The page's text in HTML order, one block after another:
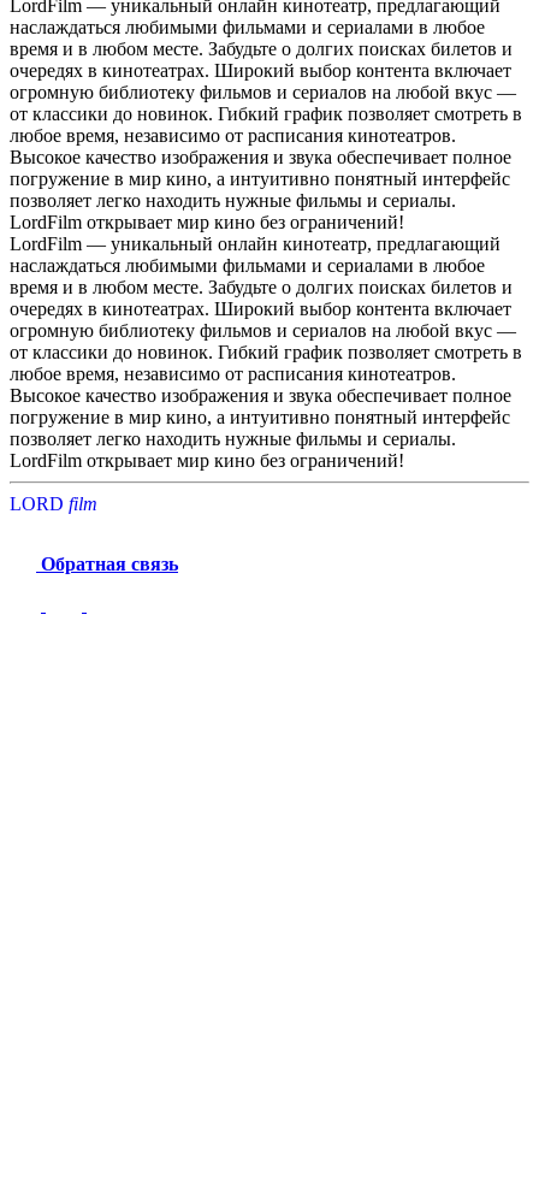
LordFilm — уникальный онлайн кинотеатр, предлагающий
наслаждаться любимыми фильмами и сериалами в любое
время и в любом месте. Забудьте о долгих поисках билетов и
очередях в кинотеатрах. Широкий выбор контента включает
огромную библиотеку фильмов и сериалов на любой вкус —
от классики до новинок. Гибкий график позволяет смотреть в
любое время, независимо от расписания кинотеатров.
Высокое качество изображения и звука обеспечивает полное
погружение в мир кино, а интуитивно понятный интерфейс
позволяет легко находить нужные фильмы и сериалы.
LordFilm открывает мир кино без ограничений!
LordFilm — уникальный онлайн кинотеатр, предлагающий
наслаждаться любимыми фильмами и сериалами в любое
время и в любом месте. Забудьте о долгих поисках билетов и
очередях в кинотеатрах. Широкий выбор контента включает
огромную библиотеку фильмов и сериалов на любой вкус —
от классики до новинок. Гибкий график позволяет смотреть в
любое время, независимо от расписания кинотеатров.
Высокое качество изображения и звука обеспечивает полное
погружение в мир кино, а интуитивно понятный интерфейс
позволяет легко находить нужные фильмы и сериалы.
LordFilm открывает мир кино без ограничений!
LORD film
Обратная связь